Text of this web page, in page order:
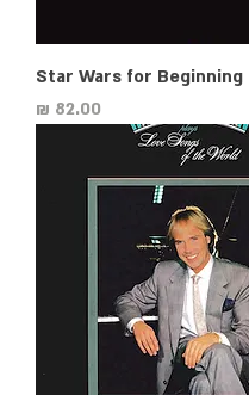
Star Wars for Beginning
מחיר